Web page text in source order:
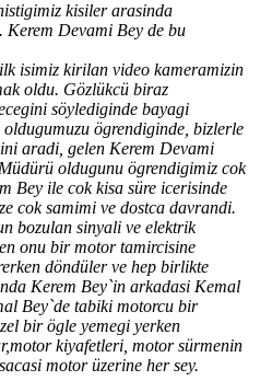
kisiler arasinda
Devami Bey de bu
isimiz kirilan video kameramizin
oldu. Gözlükcü biraz
söylediginde bayagi
ögrendiginde, bizlerle
aradi, gelen Kerem Devami
oldugunu ögrendigimiz cok
Bey ile cok kisa süre icerisinde
cok samimi ve dostca davrandi.
bozulan sinyali ve elektrik
onu bir motor tamircisine
döndüler ve hep birlikte
Kerem Bey`in arkadasi Kemal
Bey`de tabiki motorcu bir
bir ögle yemegi yerken
kiyafetleri, motor sürmenin
motor üzerine her sey.